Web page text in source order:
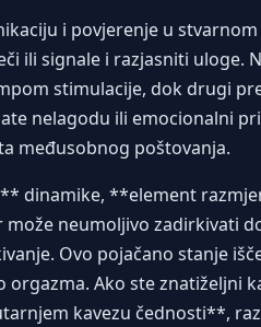
i povjerenje u
ili signale i razjasniti uloge.
stimulacije, dok drugi
nelagodu ili emocionalni
međusobnog poštovanja.
dinamike, **element
neumoljivo zadirkivati
Ovo pojačano stanje
Ako ste znatiželjni
kavezu čednosti**,